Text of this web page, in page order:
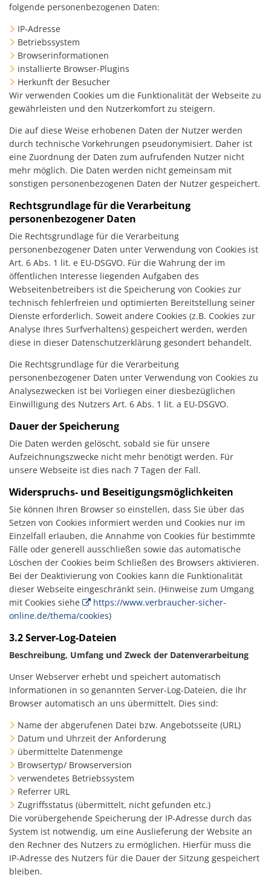
folgende personenbezogenen Daten:
IP-Adresse
Betriebssystem
Browserinformationen
installierte Browser-Plugins
Herkunft der Besucher
Wir verwenden Cookies um die Funktionalität der Webseite zu
gewährleisten und den Nutzerkomfort zu steigern.
Die auf diese Weise erhobenen Daten der Nutzer werden
durch technische Vorkehrungen pseudonymisiert. Daher ist
eine Zuordnung der Daten zum aufrufenden Nutzer nicht
mehr möglich. Die Daten werden nicht gemeinsam mit
sonstigen personenbezogenen Daten der Nutzer gespeichert.
Rechtsgrundlage für die Verarbeitung
personenbezogener Daten
Die Rechtsgrundlage für die Verarbeitung
personenbezogener Daten unter Verwendung von Cookies ist
Art. 6 Abs. 1 lit. e EU-DSGVO. Für die Wahrung der im
öffentlichen Interesse liegenden Aufgaben des
Webseitenbetreibers ist die Speicherung von Cookies zur
technisch fehlerfreien und optimierten Bereitstellung seiner
Dienste erforderlich. Soweit andere Cookies (z.B. Cookies zur
Analyse Ihres Surfverhaltens) gespeichert werden, werden
diese in dieser Datenschutzerklärung gesondert behandelt.
Die Rechtsgrundlage für die Verarbeitung
personenbezogener Daten unter Verwendung von Cookies zu
Analysezwecken ist bei Vorliegen einer diesbezüglichen
Einwilligung des Nutzers Art. 6 Abs. 1 lit. a EU-DSGVO.
Dauer der Speicherung
Die Daten werden gelöscht, sobald sie für unsere
Aufzeichnungszwecke nicht mehr benötigt werden. Für
unsere Webseite ist dies nach 7 Tagen der Fall.
Widerspruchs- und Beseitigungsmöglichkeiten
Sie können Ihren Browser so einstellen, dass Sie über das
Setzen von Cookies informiert werden und Cookies nur im
Einzelfall erlauben, die Annahme von Cookies für bestimmte
Fälle oder generell ausschließen sowie das automatische
Löschen der Cookies beim Schließen des Browsers aktivieren.
Bei der Deaktivierung von Cookies kann die Funktionalität
dieser Webseite eingeschränkt sein. (Hinweise zum Umgang
mit Cookies siehe
https://www.verbraucher-sicher-
online.de/thema/cookies)
3.2 Server-Log-Dateien
Beschreibung, Umfang und Zweck der Datenverarbeitung
Unser Webserver erhebt und speichert automatisch
Informationen in so genannten Server-Log-Dateien, die Ihr
Browser automatisch an uns übermittelt. Dies sind:
Name der abgerufenen Datei bzw. Angebotsseite (URL)
Datum und Uhrzeit der Anforderung
übermittelte Datenmenge
Browsertyp/ Browserversion
verwendetes Betriebssystem
Referrer URL
Zugriffsstatus (übermittelt, nicht gefunden etc.)
Die vorübergehende Speicherung der IP-Adresse durch das
System ist notwendig, um eine Auslieferung der Website an
den Rechner des Nutzers zu ermöglichen. Hierfür muss die
IP-Adresse des Nutzers für die Dauer der Sitzung gespeichert
bleiben.